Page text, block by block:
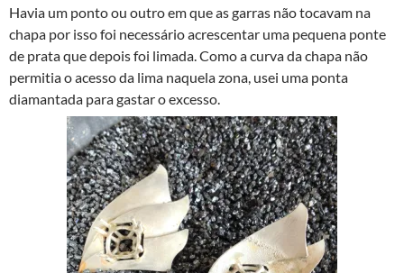
Havia um ponto ou outro em que as garras não tocavam na
chapa por isso foi necessário acrescentar uma pequena ponte
de prata que depois foi limada. Como a curva da chapa não
permitia o acesso da lima naquela zona, usei uma ponta
diamantada para gastar o excesso.